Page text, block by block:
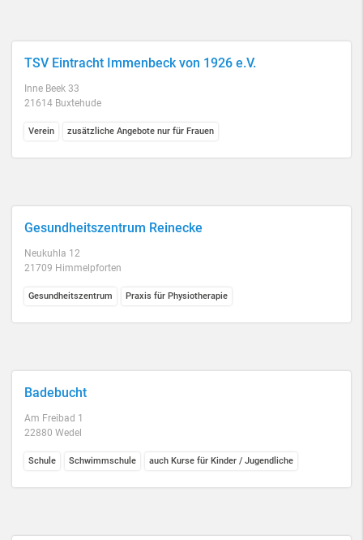
TSV Eintracht Immenbeck von 1926 e.V.
Inne Beek 33
21614 Buxtehude
Verein zusätzliche Angebote nur für Frauen
Gesundheitszentrum Reinecke
Neukuhla 12
21709 Himmelpforten
Gesundheitszentrum Praxis für Physiotherapie
Badebucht
Am Freibad 1
22880 Wedel
Schule Schwimmschule auch Kurse für Kinder / Jugendliche